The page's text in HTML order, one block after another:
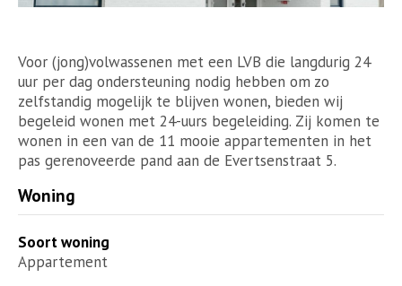
Voor (jong)volwassenen met een LVB die langdurig 24
uur per dag ondersteuning nodig hebben om zo
zelfstandig mogelijk te blijven wonen, bieden wij
begeleid wonen met 24-uurs begeleiding. Zij komen te
wonen in een van de 11 mooie appartementen in het
pas gerenoveerde pand aan de Evertsenstraat 5.
Woning
Soort woning
Appartement